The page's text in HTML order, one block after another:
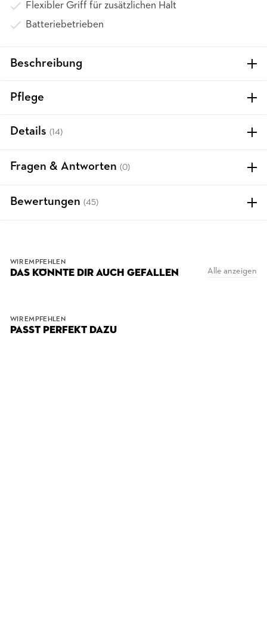
Flexibler Griff für zusätzlichen Halt
Batteriebetrieben
Beschreibung
Pflege
Details (14)
Fragen & Antworten (0)
Bewertungen (45)
WIR EMPFEHLEN
DAS KÖNNTE DIR AUCH GEFALLEN Alle anzeigen
WIR EMPFEHLEN
PASST PERFEKT DAZU